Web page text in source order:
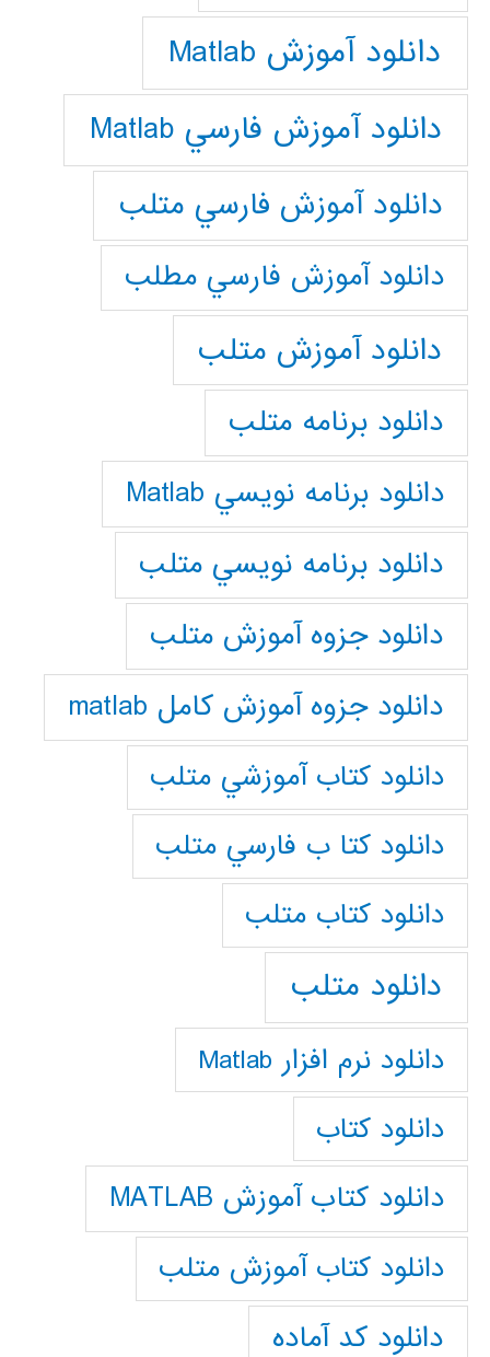
دانلود آموزش Matlab
دانلود آموزش فارسي Matlab
دانلود آموزش فارسي متلب
دانلود آموزش فارسي مطلب
دانلود آموزش متلب
دانلود برنامه متلب
دانلود برنامه نويسي Matlab
دانلود برنامه نويسي متلب
دانلود جزوه آموزش متلب
دانلود جزوه آموزش کامل matlab
دانلود كتاب آموزشي متلب
دانلود كتا ب فارسي متلب
دانلود كتاب متلب
دانلود متلب
دانلود نرم افزار Matlab
دانلود کتاب
دانلود کتاب آموزش MATLAB
دانلود کتاب آموزش متلب
دانلود کد آماده